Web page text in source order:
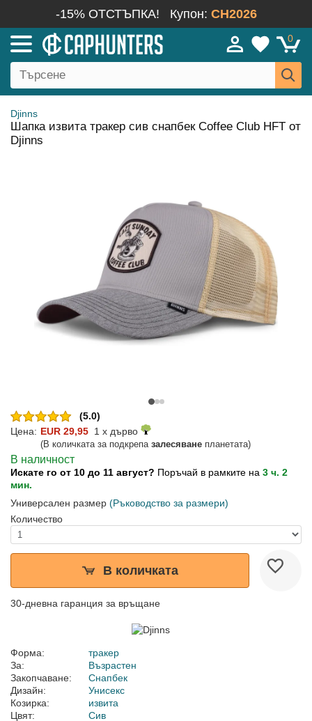
-15% ОТСТЪПКА! Купон: CH2026
0
Djinns
Шапка извита тракер сив снапбек Coffee Club HFT от
Djinns
(5.0)
Цена: EUR 29,95 1 x дърво
(В количката за подкрепа залесяване планетата)
В наличност
Искате го от 10 до 11 август? Поръчай в рамките на 3 ч. 2
мин.
Универсален размер (Ръководство за размери)
Количество
В количката
30-дневна гаранция за връщане
Форма:
тракер
За:
Възрастен
Закопчаване:
Снапбек
Дизайн:
Унисекс
Козирка:
извита
Цвят:
Сив